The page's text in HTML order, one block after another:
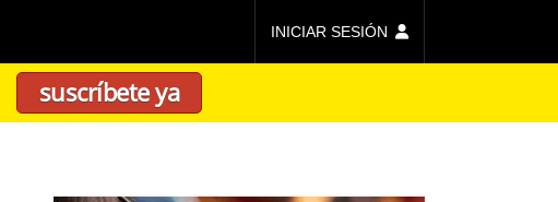
INICIAR SESIÓN
suscríbete ya